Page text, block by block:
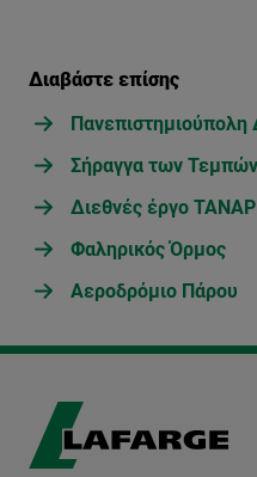
Διαβάστε επίσης
Πανεπιστημιούπολη
Σήραγγα των Τεμπών
Διεθνές έργο TANAP
Φαληρικός Όρμος
Αεροδρόμιο Πάρου